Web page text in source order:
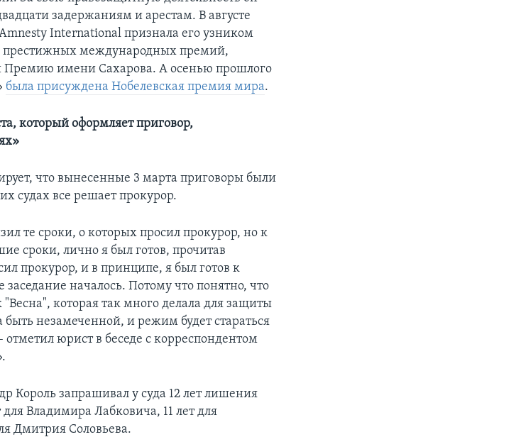
задержаниям и арестам. В августе
Amnesty International признала его узником
престижных международных премий,
Премию имени Сахарова. А осенью прошлого
была присуждена Нобелевская премия мира.
который оформляет приговор,
что вынесенные 3 марта приговоры были
судах все решает прокурор.
те сроки, о которых просил прокурор, но к
сроки, лично я был готов, прочитав
прокурор, и в принципе, я был готов к
заседание началось. Потому что понятно, что
"Весна", которая так много делала для защиты
быть незамеченной, и режим будет стараться
юрист в беседе с корреспондентом
Король запрашивал у суда 12 лет лишения
Владимира Лабковича, 11 лет для
Дмитрия Соловьева.